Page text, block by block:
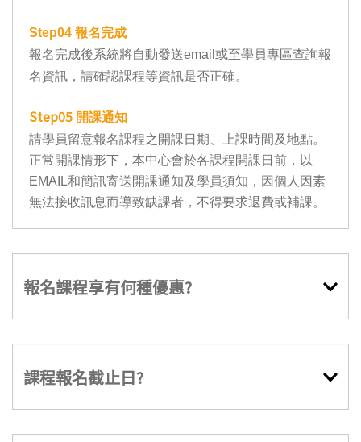
Step04 報名完成
報名完成後系統將自動發送email或至學員專區查詢報
名資訊，請確認課程等資訊是否正確。
Step05 開課通知
請學員留意報名課程之開課日期、上課時間及地點。
正常開課情形下，本中心會於各課程開課日前，以
EMAIL和簡訊寄送開課通知及學員須知，因個人因素
無法接收訊息而導致缺課者，不得要求退費或補課。
報名課程享有何種優惠?
課程報名截止日?